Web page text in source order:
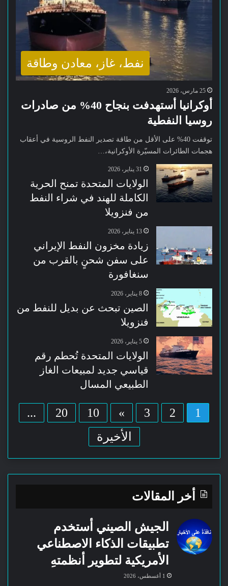
نفط، غاز، معادن وطاقة
25 مارس، 2026
أوكرانيا أستهدفت بنجاح 40% من صادرات
روسيا النفطية
توقفت 40% على الأقل من طاقة تصدير النفط الروسية في أعقاب
هجمات الطائرات المسيّرة الأوكرانية،…
31 يناير، 2026
الولايات المتحدة تمنح الحرية
الكاملة للهند في شراء النفط
من فنزويلا
13 يناير، 2026
زيادة مخزون النفط الإيراني
على سفن شحنٍ بالقرب من
سنغافورة
8 يناير، 2026
الصين تبحث عن بديل للنفط من
فنزويلا
5 يناير، 2026
الولايات المتحدة تُحطم رقم
قياسي جديد لمبيعات الغاز
الطبيعي المسال
1
2
3
»
10
20
...
الأخيرة
أخر المقالات
الجيش الصيني أستخدم
تطبيقات الذكاء الاصطناعي
الأمريكية لتطوير أنظمتهِ
1 أغسطس، 2026